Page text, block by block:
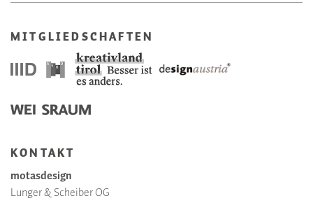
MITGLIEDSCHAFTEN
KONTAKT
motasdesign
Lunger & Scheiber OG